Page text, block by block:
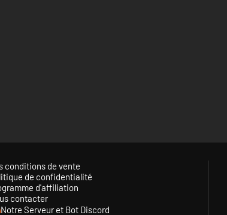
conditions de vente
de confidentialité
d'affiliation
contacter
Notre Serveur et Bot Discord